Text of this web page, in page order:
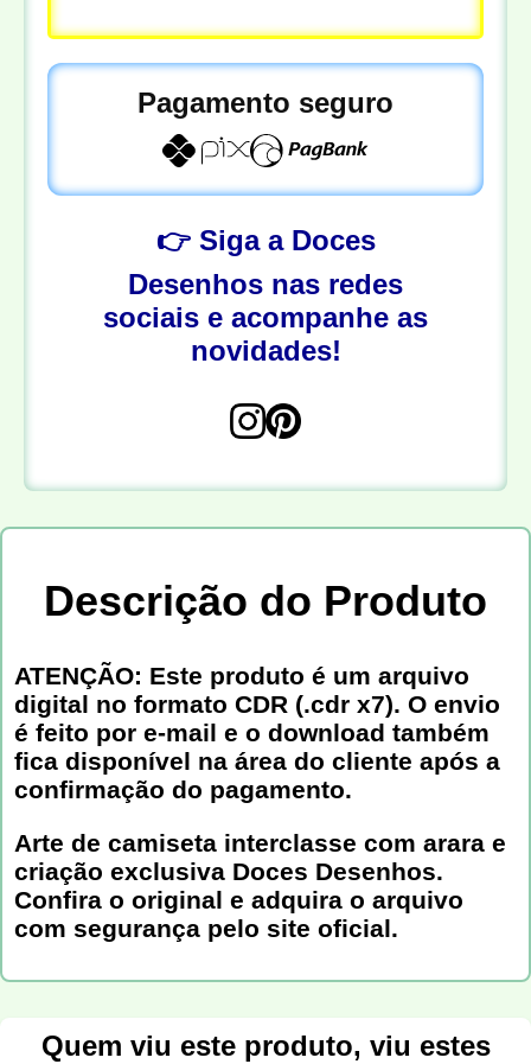
Pagamento seguro
👉 Siga a Doces
Desenhos nas redes
sociais e acompanhe as
novidades!
Descrição do Produto
ATENÇÃO: Este produto é um arquivo
digital no formato CDR (.cdr x7). O envio
é feito por e-mail e o download também
fica disponível na área do cliente após a
confirmação do pagamento.
Arte de camiseta interclasse com arara e
criação exclusiva Doces Desenhos.
Confira o original e adquira o arquivo
com segurança pelo site oficial.
Quem viu este produto, viu estes